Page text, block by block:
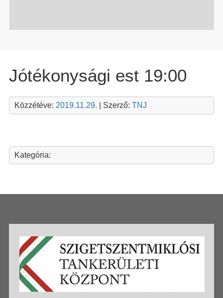
Jótékonysági est 19:00
Közzétéve: 2019.11.29. | Szerző: TNJ
Kategória: